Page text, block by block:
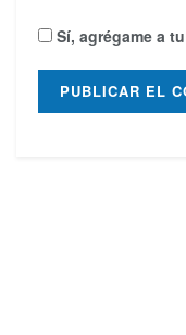
Sí, agrégame a